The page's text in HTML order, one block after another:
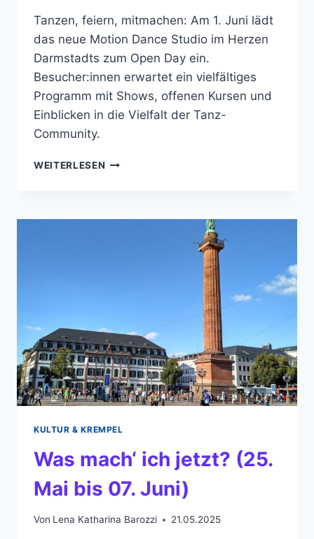
Tanzen, feiern, mitmachen: Am 1. Juni lädt
das neue Motion Dance Studio im Herzen
Darmstadts zum Open Day ein.
Besucher:innen erwartet ein vielfältiges
Programm mit Shows, offenen Kursen und
Einblicken in die Vielfalt der Tanz-
Community.
WEITERLESEN TANZ
LEBEN
STUDIO
KULTUR & KREMPEL
Was mach‘ ich jetzt? (25.
Mai bis 07. Juni)
Von Lena Katharina Barozzi 21.05.2025